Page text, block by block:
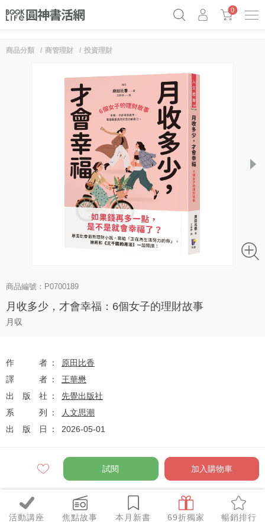
0
活動講座 焦點故事 本月新書 69折獨家 暢銷排行
商品分類 商管理財 投資理財
next
商品編號：P0700189
月收多少，才會幸福：6個女子的理財故事
月収
作者
原田比香
譯者
王華懋
出版社
先覺出版社
系列
人文思潮
出版日
2026-05-01
定價 $380
優惠價 折
試閱 加入購物車